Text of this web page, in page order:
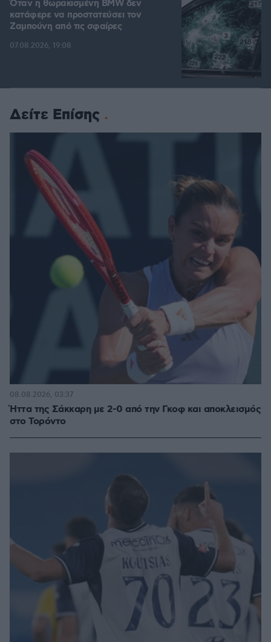
Όταν η θωρακισμένη BMW δεν
κατάφερε να προστατεύσει τον
Ζαμπούνη από τις σφαίρες
07.08.2026, 19:08
Δείτε Επίσης
Ήττα της Σάκκαρη με 2-0 από την Γκοφ και αποκλεισμός
στο Τορόντο
08.08.2026, 03:37